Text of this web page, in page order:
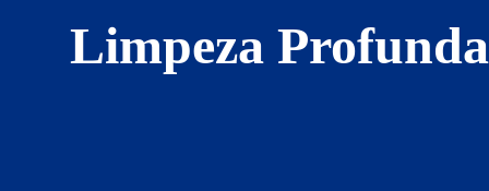
Limpeza Profunda